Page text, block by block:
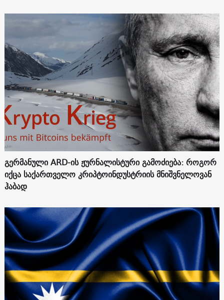
გერმანული ARD-ის ჟურნალისტური გამოძიება: როგორ
იქცა საქართველო კრიპტოინდუსტრიის მნიშვნელოვან
ჰაბად